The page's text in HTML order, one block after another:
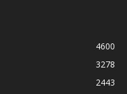
4600
3278
2443